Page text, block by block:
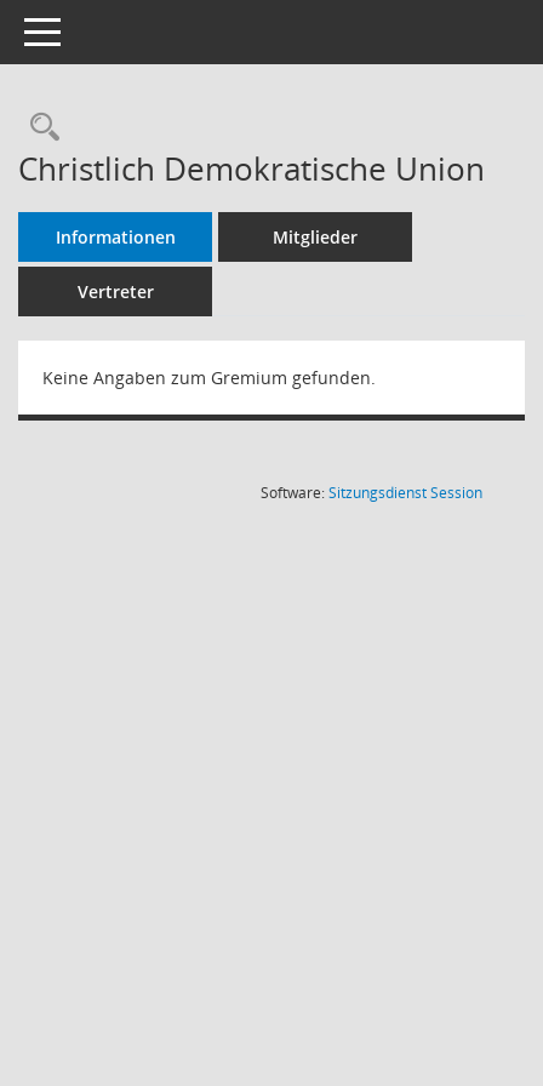
Toggle navigation
Rechercheauswahl
Christlich Demokratische Union
Informationen Mitglieder
Vertreter
Keine Angaben zum Gremium gefunden.
Software:SitzungsdienstSession(Wird in